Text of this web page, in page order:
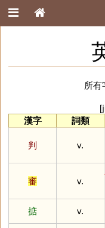
所有
[
漢字
詞類
判 v.
審 v.
掂
v.